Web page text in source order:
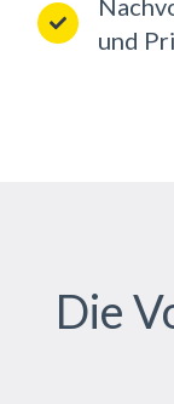
und
Die